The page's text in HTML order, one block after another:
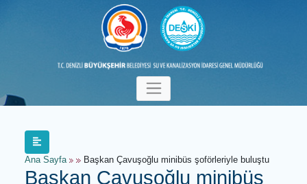
Ana Sayfa Başkan Çavuşoğlu minibüs şoförleriyle buluştu